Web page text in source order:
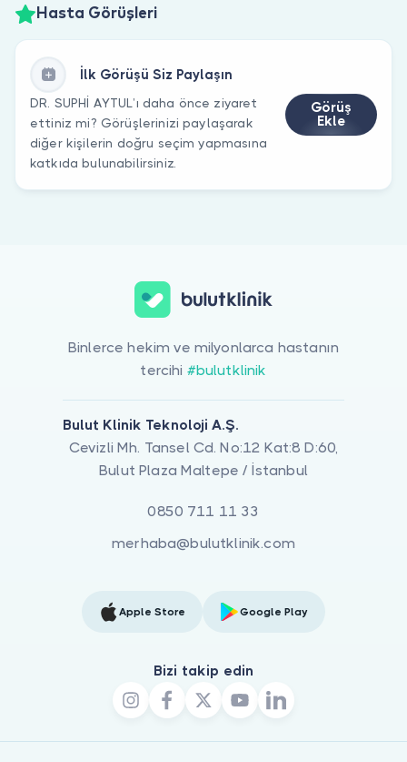
Hasta Görüşleri
İlk Görüşü Siz Paylaşın
DR. SUPHİ AYTUL’ı daha önce ziyaret
ettiniz mi? Görüşlerinizi paylaşarak
diğer kişilerin doğru seçim yapmasına
katkıda bulunabilirsiniz.
Görüş
Ekle
Binlerce hekim ve milyonlarca hastanın
tercihi #bulutklinik
Bulut Klinik Teknoloji A.Ş.
Cevizli Mh. Tansel Cd. No:12 Kat:8 D:60,
Bulut Plaza Maltepe / İstanbul
0850 711 11 33
merhaba@bulutklinik.com
Apple Store Google Play
Bizi takip edin